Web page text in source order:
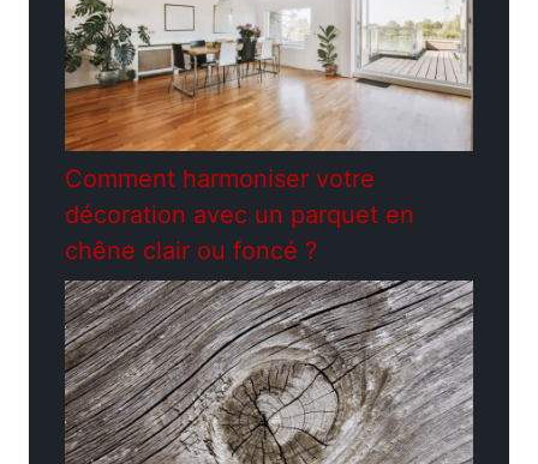
Comment harmoniser votre
décoration avec un parquet en
chêne clair ou foncé ?